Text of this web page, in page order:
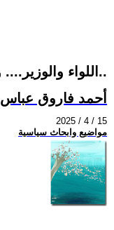
اللواء والوزير.... وحماس..
أحمد فاروق عباس
2025 / 4 / 15
مواضيع وابحاث سياسية